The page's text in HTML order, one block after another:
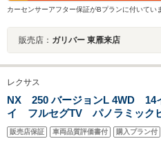
カーセンサーアフター保証がBプランに付いてい
販売店： ガリバー 東雁来店
レクサス
NX 250 バージョンL 4WD 14
イ フルセグTV パノラミック
バックドア デジタルインナー
販売店保証 車両品質評価書付 購入プラン付